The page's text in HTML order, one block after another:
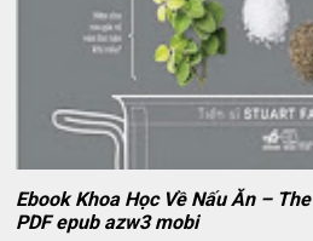
Ebook Khoa Học Về Nấu Ăn –
PDF epub azw3 mobi